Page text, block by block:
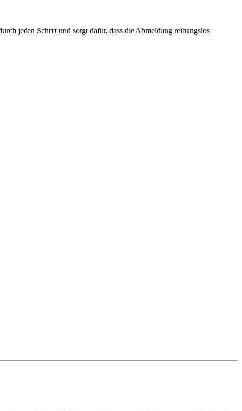
jeden Schritt und sorgt dafür, dass die Abmeldung reibungslos